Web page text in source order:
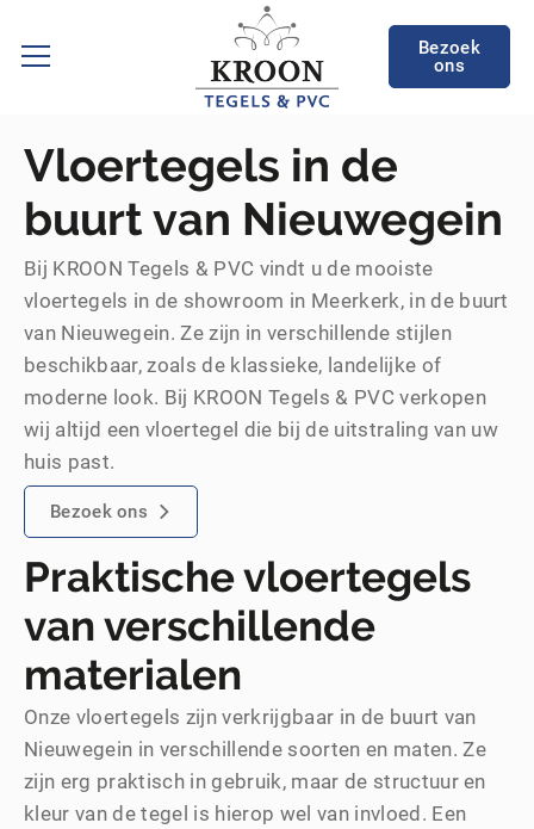
Bezoek
ons
Vloertegels in de
buurt van Nieuwegein
Bij KROON Tegels & PVC vindt u de mooiste
vloertegels in de showroom in Meerkerk, in de buurt
van Nieuwegein. Ze zijn in verschillende stijlen
beschikbaar, zoals de klassieke, landelijke of
moderne look. Bij KROON Tegels & PVC verkopen
wij altijd een vloertegel die bij de uitstraling van uw
huis past.
Bezoek ons
Praktische vloertegels
van verschillende
materialen
Onze vloertegels zijn verkrijgbaar in de buurt van
Nieuwegein in verschillende soorten en maten. Ze
zijn erg praktisch in gebruik, maar de structuur en
kleur van de tegel is hierop wel van invloed. Een